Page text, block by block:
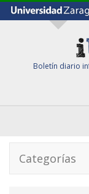
Boletín diario
Categorías